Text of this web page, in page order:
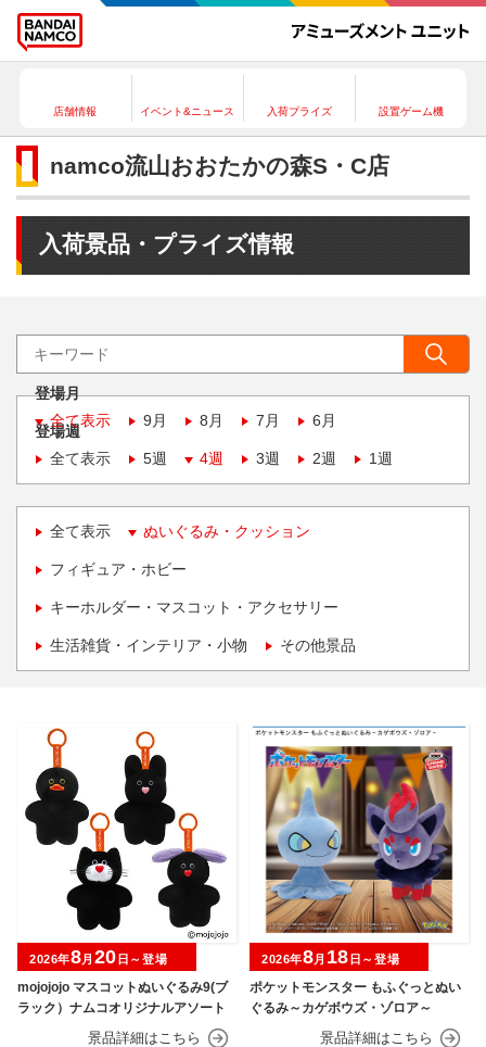
店舗情報 イベント&ニュース 入荷プライズ 設置ゲーム機
namco流山おおたかの森S・C店
入荷景品・プライズ情報
登場月
全て表示
9月 8月 7月 6月
登場週
全て表示
5週 4週 3週 2週 1週
全て表示 ぬいぐるみ・クッション
フィギュア・ホビー
キーホルダー・マスコット・アクセサリー
生活雑貨・インテリア・小物 その他景品
mojojojo マスコットぬいぐるみ9(ブ
ラック）ナムコオリジナルアソート
2026年8月 20 日～登場
ポケットモンスター もふぐっとぬい
ぐるみ～カゲボウズ・ゾロア～
2026年8月 18 日～登場